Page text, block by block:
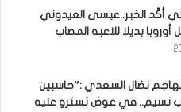
أكّد الخبر..عيسى العيدوني
أوروبا بديلا للاعبه المصاب
نضال السعدي :”حاسبين
نسيم.. في عوض تسترو عليه